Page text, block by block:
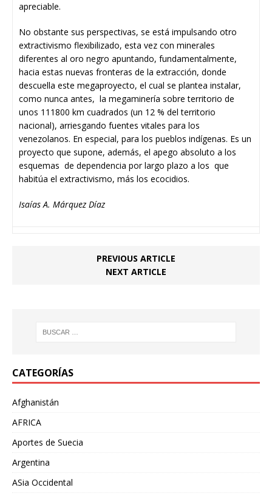
apreciable.
No obstante sus perspectivas, se está impulsando otro
extractivismo flexibilizado, esta vez con minerales
diferentes al oro negro apuntando, fundamentalmente,
hacia estas nuevas fronteras de la extracción, donde
descuella este megaproyecto, el cual se plantea instalar,
como nunca antes, la megaminería sobre territorio de
unos 111800 km cuadrados (un 12 % del territorio
nacional), arriesgando fuentes vitales para los
venezolanos. En especial, para los pueblos indígenas. Es un
proyecto que supone, además, el apego absoluto a los
esquemas de dependencia por largo plazo a los que
habitúa el extractivismo, más los ecocidios.
Isaías A. Márquez Díaz
PREVIOUS ARTICLE
NEXT ARTICLE
CATEGORÍAS
Afghanistán
AFRICA
Aportes de Suecia
Argentina
ASia Occidental